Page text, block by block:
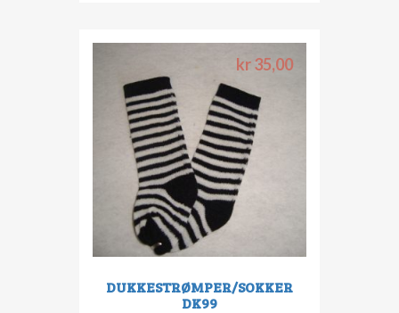
kr35,00
DUKKESTRØMPER/SOKKER
DK99